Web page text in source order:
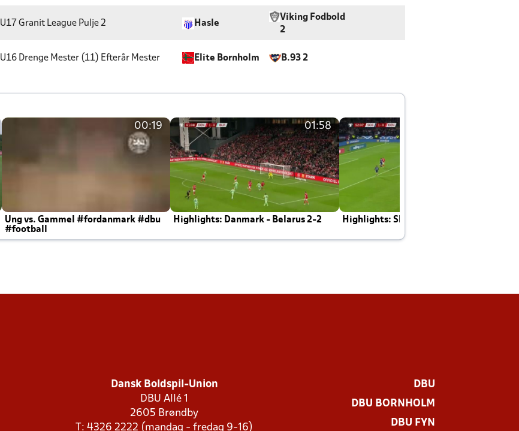
U17 Granit League Pulje 2 Hasle
Viking Fodbold
2
U16 Drenge Mester (11) Efterår Mester Elite Bornholm B.93 2
00:19
Ung vs. Gammel #fordanmark #dbu
#football
01:58
Highlights: Danmark - Belarus 2-2 Highlights: Skotland - Danmark 4-2
Dansk Boldspil-Union
DBU Allé 1
2605 Brøndby
T: 4326 2222 (mandag - fredag 9-16)
DBU
DBU BORNHOLM
DBU FYN